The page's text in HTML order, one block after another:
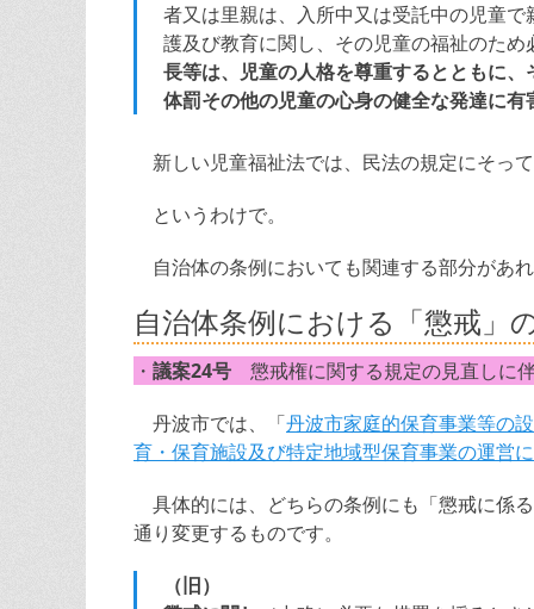
者又は里親は、入所中又は受託中の児童
護及び教育に関し、その児童の福祉のた
長等は、児童の人格を尊重するとともに
体罰その他の児童の心身の健全な発達に
新しい児童福祉法では、民法の規定にそっ
というわけで。
自治体の条例においても関連する部分があ
自治体条例における「懲戒」
・ 議案24号 懲戒権に関する規定の見直しに
丹波市では、「丹波市家庭的保育事業等の
育・保育施設及び特定地域型保育事業の運営
具体的には、どちらの条例にも「懲戒に係
通り変更するものです。
（旧）